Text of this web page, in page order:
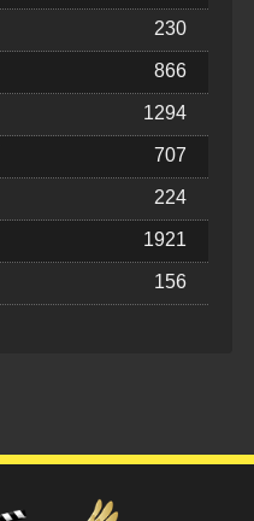
230
866
1294
707
224
1921
156